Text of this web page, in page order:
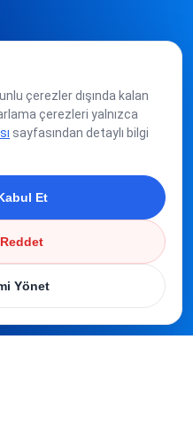
çerezler dışında kalan
çerezleri yalnızca
sayfasından detaylı bilgi
Et
Yönet